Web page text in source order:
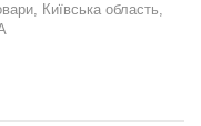
Київська область,